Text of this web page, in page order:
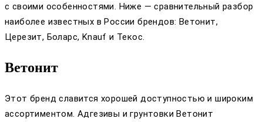
с своими особенностями. Ниже — сравнительный разбор
наиболее известных в России брендов: Ветонит,
Церезит, Боларс, Knauf и Текос.
Ветонит
Этот бренд славится хорошей доступностью и широким
ассортиментом. Адгезивы и грунтовки Ветонит